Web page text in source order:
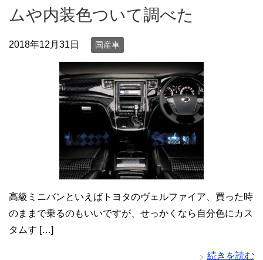
ムや内装色ついて調べた
2018年12月31日 国産車
高級ミニバンといえばトヨタのヴェルファイア、買った時
のままで乗るのもいいですが、せっかくなら自分色にカス
タムす […]
続きを読む